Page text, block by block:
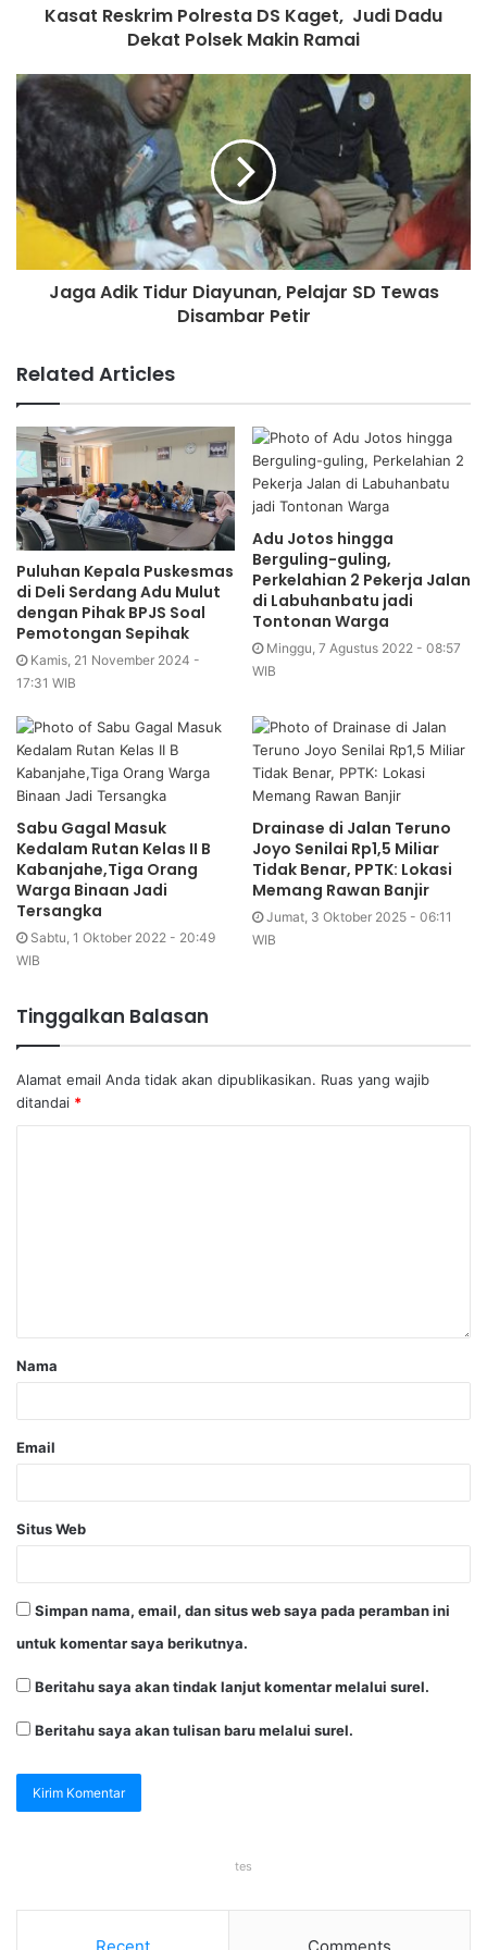
Kasat Reskrim Polresta DS Kaget, Judi Dadu
Dekat Polsek Makin Ramai
Jaga Adik Tidur Diayunan, Pelajar SD Tewas
Disambar Petir
Related Articles
Puluhan Kepala Puskesmas
di Deli Serdang Adu Mulut
dengan Pihak BPJS Soal
Pemotongan Sepihak
Kamis, 21 November 2024 -
17:31 WIB
Adu Jotos hingga
Berguling-guling,
Perkelahian 2 Pekerja Jalan
di Labuhanbatu jadi
Tontonan Warga
Minggu, 7 Agustus 2022 - 08:57
WIB
Sabu Gagal Masuk
Kedalam Rutan Kelas II B
Kabanjahe,Tiga Orang
Warga Binaan Jadi
Tersangka
Sabtu, 1 Oktober 2022 - 20:49
WIB
Drainase di Jalan Teruno
Joyo Senilai Rp1,5 Miliar
Tidak Benar, PPTK: Lokasi
Memang Rawan Banjir
Jumat, 3 Oktober 2025 - 06:11
WIB
Tinggalkan Balasan
Alamat email Anda tidak akan dipublikasikan. Ruas yang wajib
ditandai *
Nama
Email
Situs Web
Simpan nama, email, dan situs web saya pada peramban ini
untuk komentar saya berikutnya.
Beritahu saya akan tindak lanjut komentar melalui surel.
Beritahu saya akan tulisan baru melalui surel.
tes
Recent Comments